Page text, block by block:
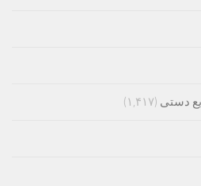
دستی (۱,۴۱۷)